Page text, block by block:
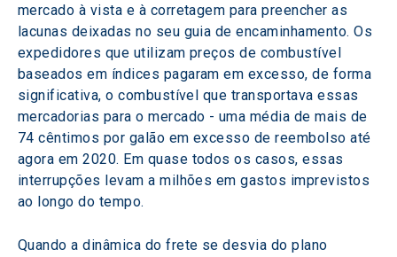
mercado à vista e à corretagem para preencher as
lacunas deixadas no seu guia de encaminhamento. Os
expedidores que utilizam preços de combustível
baseados em índices pagaram em excesso, de forma
significativa, o combustível que transportava essas
mercadorias para o mercado - uma média de mais de
74 cêntimos por galão em excesso de reembolso até
agora em 2020. Em quase todos os casos, essas
interrupções levam a milhões em gastos imprevistos
ao longo do tempo.
Quando a dinâmica do frete se desvia do plano